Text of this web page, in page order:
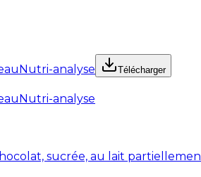
Nutri-analyse
Télécharger
Nutri-analyse
sucrée, au lait